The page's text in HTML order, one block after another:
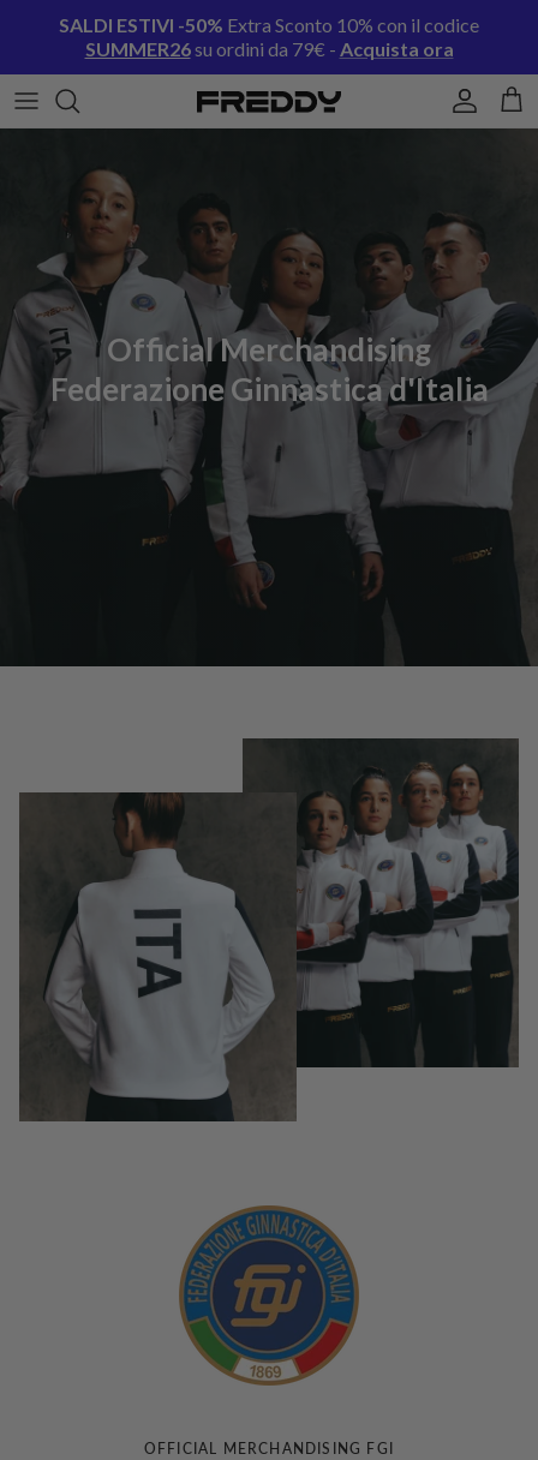
SALDI ESTIVI -50% Extra Sconto 10% con il codice
SUMMER26su ordini da 79€ - Acquista ora
Account
Official Merchandising
Federazione Ginnastica d'Italia
OFFICIAL MERCHANDISING FGI